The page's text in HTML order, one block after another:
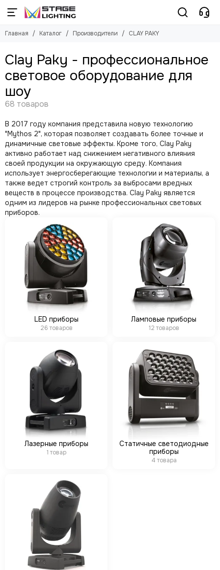
Производители
ACME
ARENA
American DJ
Antari
ANZHEE
AVOLITES
Ayrton
Briteq
Bristage
ChamSys
CHAIN MASTER
Chauvet
CLAY PAKY
CLAY PAKY
Ламповые приборы
Лазерные приборы
Статичные светодиодные приборы
Axcor
Company NA
Color Imagination
Coreat
DIAlighting
DJ POWER
Fine ART
EXE TECHNOLOGY (LITEC)
Global Effects
HazeBase
High End Systems
I LIGHTING
INVOLIGHT
JB LIGHTING
LE MAITRE
Look Solutions
LevelUp цепные тали
MA Lighting
Magmatic FX
Martin
Главная Каталог Производители CLAY PAKY
Clay Paky - профессиональное
световое оборудование для
шоу
В 2017 году компания представила новую технологию
"Mythos 2", которая позволяет создавать более точные и
динамичные световые эффекты. Кроме того, Clay Paky
активно работает над снижением негативного влияния
своей продукции на окружающую среду. Компания
использует энергосберегающие технологии и материалы, а
также ведет строгий контроль за выбросами вредных
веществ в процессе производства. Clay Paky является
одним из лидеров на рынке профессиональных световых
приборов.
LED приборы
26 товаров
Ламповые приборы
12 товаров
Лазерные приборы
1 товар
Статичные светодиодные
приборы
4 товара